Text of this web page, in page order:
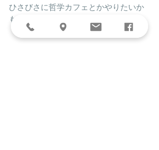
ひさびさに哲学カフェとかやりたいか
も？